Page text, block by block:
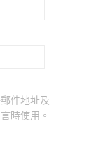
件地址及
時使用。